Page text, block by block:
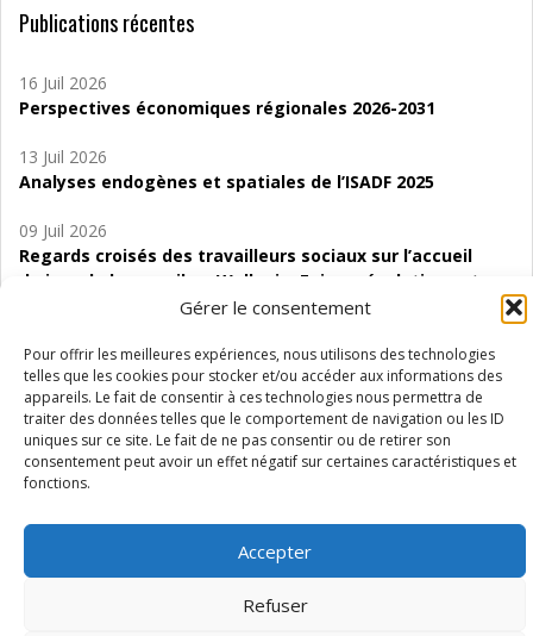
Gérer le consentement
Pour offrir les meilleures expériences, nous utilisons des technologies
telles que les cookies pour stocker et/ou accéder aux informations des
appareils. Le fait de consentir à ces technologies nous permettra de
traiter des données telles que le comportement de navigation ou les ID
uniques sur ce site. Le fait de ne pas consentir ou de retirer son
consentement peut avoir un effet négatif sur certaines caractéristiques et
fonctions.
Accepter
Refuser
Publications récentes
16 Juil 2026
Perspectives économiques régionales 2026-2031
13 Juil 2026
Analyses endogènes et spatiales de l’ISADF 2025
09 Juil 2026
Regards croisés des travailleurs sociaux sur l’accueil
de jour de bas seuil en Wallonie. Enjeux, évolutions et
06 Juil 2026
Étude d’évaluabilité des Structures
d’accompagnement à l’autocréation d’emploi (SAACE)
01 Juil 2026
Pénurie du personnel infirmier :quels indicateurs
Wallonie ?